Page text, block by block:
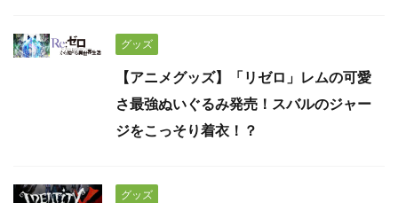
グッズ
【アニメグッズ】「リゼロ」レムの可愛
さ最強ぬいぐるみ発売！スバルのジャー
ジをこっそり着衣！？
グッズ